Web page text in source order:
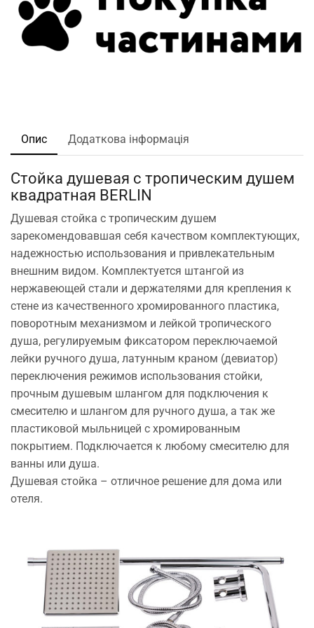
Опис Додаткова інформація
Стойка душевая с тропическим душем
квадратная BERLIN
Душевая стойка с тропическим душем
зарекомендовавшая себя качеством комплектующих,
надежностью использования и привлекательным
внешним видом. Комплектуется штангой из
нержавеющей стали и держателями для крепления к
стене из качественного хромированного пластика,
поворотным механизмом и лейкой тропического
душа, регулируемым фиксатором переключаемой
лейки ручного душа, латунным краном (девиатор)
переключения режимов использования стойки,
прочным душевым шлангом для подключения к
смесителю и шлангом для ручного душа, а так же
пластиковой мыльницей с хромированным
покрытием. Подключается к любому смесителю для
ванны или душа.
Душевая стойка – отличное решение для дома или
отеля.